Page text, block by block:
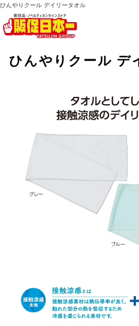
ひんやりクール デイリータオル
ひんやりクール デ